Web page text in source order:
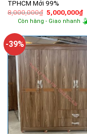
TPHCM Mới 99%
8,000,000₫ Giá
gốc
là:
5,000,000₫
Còn hàng - Giao nhanh
-39%